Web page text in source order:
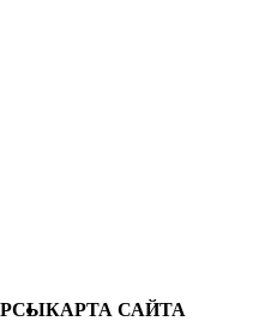
КАРТА САЙТА